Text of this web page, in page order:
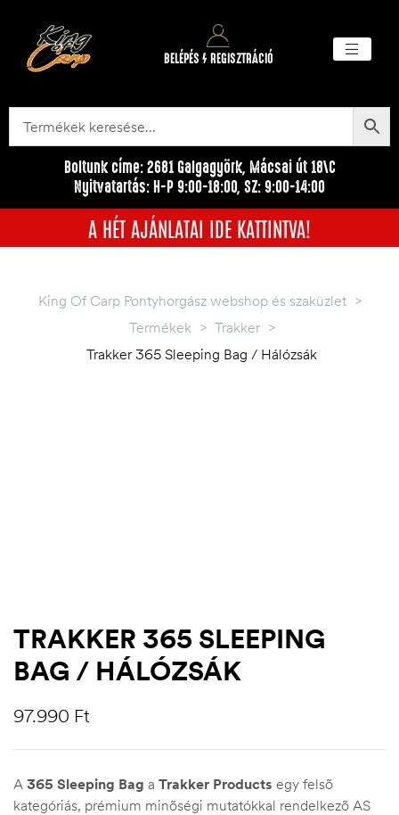
BELÉPÉS / REGISZTRÁCIÓ
Boltunk címe: 2681 Galgagyörk, Mácsai út 18\C
Nyitvatartás: H-P 9:00-18:00, SZ: 9:00-14:00
A HÉT AJÁNLATAI IDE KATTINTVA!
King Of Carp Pontyhorgász webshop és szaküzlet >
Termékek > Trakker >
Trakker 365 Sleeping Bag / Hálózsák
TRAKKER 365 SLEEPING
BAG / HÁLÓZSÁK
97.990 Ft
A 365 Sleeping Bag a Trakker Products egy felsõ
kategóriás, prémium minõségi mutatókkal rendelkezõ AS